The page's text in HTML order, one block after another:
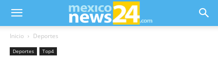
Inicio Deportes
Deportes Top4